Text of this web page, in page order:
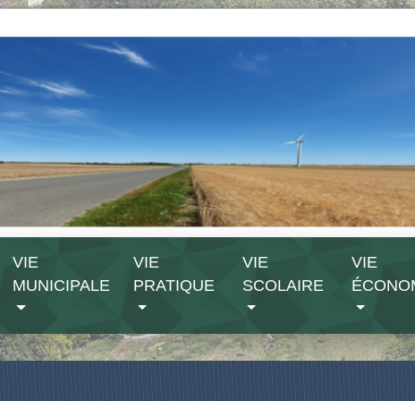
VIE
MUNICIPALE
VIE
PRATIQUE
VIE
SCOLAIRE
VIE